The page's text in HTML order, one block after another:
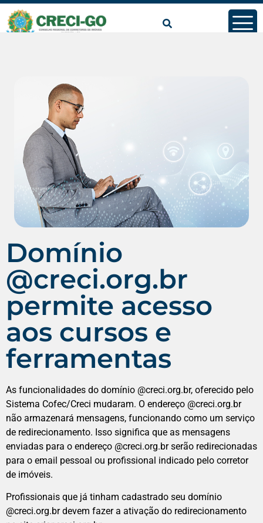
Domínio
@creci.org.br
permite acesso
aos cursos e
ferramentas
As funcionalidades do domínio @creci.org.br, oferecido pelo
Sistema Cofec/Creci mudaram. O endereço @creci.org.br
não armazenará mensagens, funcionando como um serviço
de redirecionamento. Isso significa que as mensagens
enviadas para o endereço @creci.org.br serão redirecionadas
para o email pessoal ou profissional indicado pelo corretor
de imóveis.
Profissionais que já tinham cadastrado seu domínio
@creci.org.br devem fazer a ativação do redirecionamento